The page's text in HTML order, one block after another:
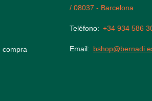
compra
/ 08037 - Barcelona
Teléfono +34 934 586
Email